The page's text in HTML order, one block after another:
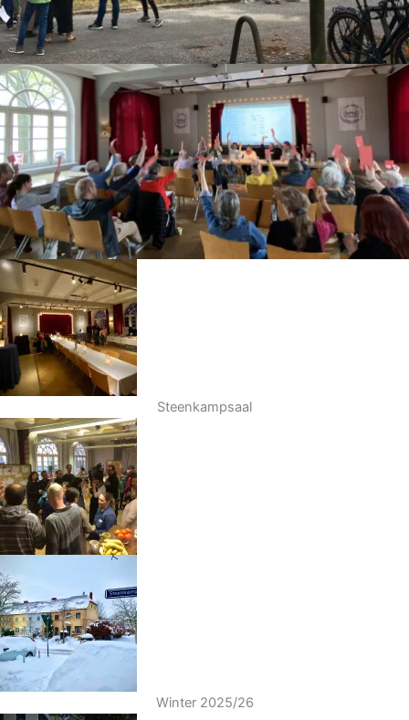
Steenkampsaal
Winter 2025/26